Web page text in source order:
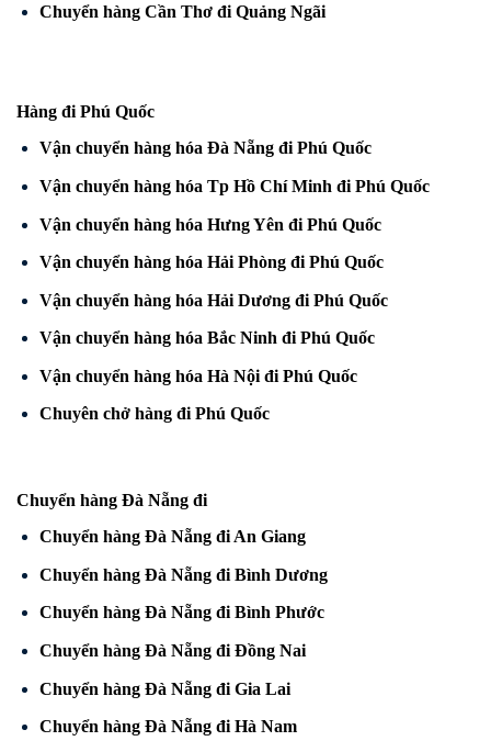
Chuyển hàng Cần Thơ đi Quảng Ngãi
Hàng đi Phú Quốc
Vận chuyển hàng hóa Đà Nẵng đi Phú Quốc
Vận chuyển hàng hóa Tp Hồ Chí Minh đi Phú Quốc
Vận chuyển hàng hóa Hưng Yên đi Phú Quốc
Vận chuyển hàng hóa Hải Phòng đi Phú Quốc
Vận chuyển hàng hóa Hải Dương đi Phú Quốc
Vận chuyển hàng hóa Bắc Ninh đi Phú Quốc
Vận chuyển hàng hóa Hà Nội đi Phú Quốc
Chuyên chở hàng đi Phú Quốc
Chuyển hàng Đà Nẵng đi
Chuyển hàng Đà Nẵng đi An Giang
Chuyển hàng Đà Nẵng đi Bình Dương
Chuyển hàng Đà Nẵng đi Bình Phước
Chuyển hàng Đà Nẵng đi Đồng Nai
Chuyển hàng Đà Nẵng đi Gia Lai
Chuyển hàng Đà Nẵng đi Hà Nam